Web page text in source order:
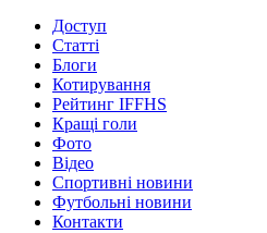
Доступ
Статті
Блоги
Котирування
Рейтинг IFFHS
Кращі голи
Фото
Відео
Спортивні новини
Футбольні новини
Контакти